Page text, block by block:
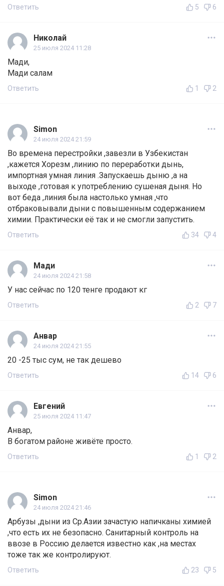
Ответить 5 6
Николай
25 июля 2024 11:28
Мади,
Мади салам
Ответить 1 2
Simon
24 июля 2024 21:59
Во времена перестройки ,завезли в Узбекистан
,кажется Хорезм ,линию по переработки дынь,
импортная умная линия .Запускаешь дыню ,а на
выходе ,готовая к употреблению сушеная дыня. Но
вот беда ,линия была настолько умная ,что
отбраковывали дыни с повышенным содержанием
химии. Практически её так и не смогли запустить.
Ответить 34 4
Мади
24 июля 2024 21:58
У нас сейчас по 120 тенге продают кг
Ответить 2 7
Анвар
24 июля 2024 21:55
20 -25 тыс сум, не так дешево
Ответить 14 6
Евгений
25 июля 2024 11:47
Анвар,
В богатом районе живёте просто.
Ответить 1 2
Simon
24 июля 2024 21:46
Арбузы ,дыни из Ср.Азии зачастую напичканы химией
,что есть их не безопасно. Санитарный контроль на
ввозе в Россию делается известно как ,на местах
тоже так же контролируют.
Ответить 23 5